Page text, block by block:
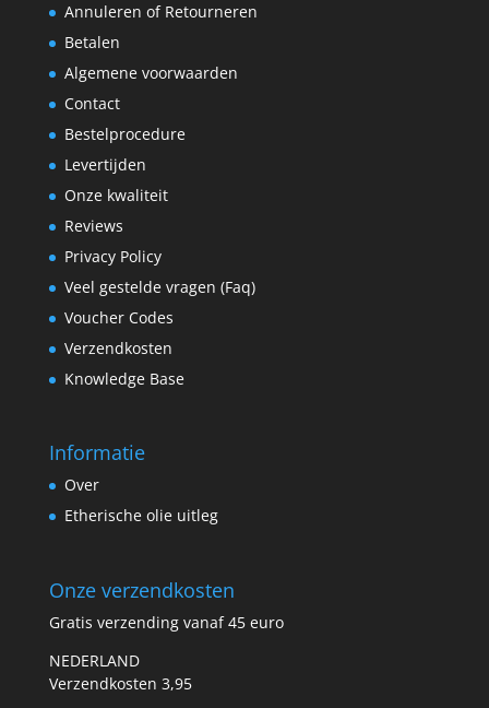
Annuleren of Retourneren
Betalen
Algemene voorwaarden
Contact
Bestelprocedure
Levertijden
Onze kwaliteit
Reviews
Privacy Policy
Veel gestelde vragen (Faq)
Voucher Codes
Verzendkosten
Knowledge Base
Informatie
Over
Etherische olie uitleg
Onze verzendkosten
Gratis verzending vanaf 45 euro
NEDERLAND
Verzendkosten 3,95